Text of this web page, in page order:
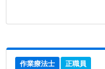
作業療法士 正職員